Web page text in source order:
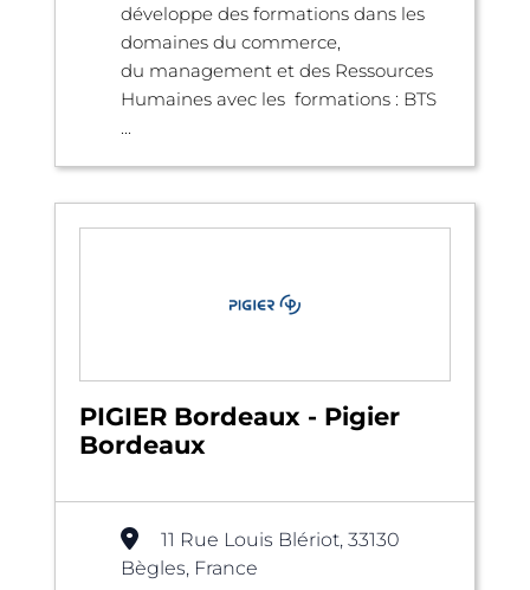
développe des formations dans les
domaines du commerce,
du management et des Ressources
Humaines avec les formations : BTS
...
PIGIER Bordeaux - Pigier
Bordeaux
11 Rue Louis Blériot, 33130
Bègles, France